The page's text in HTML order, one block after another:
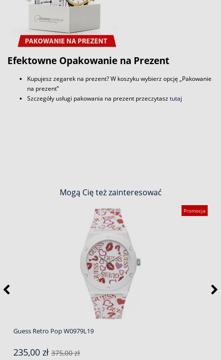
Efektowne Opakowanie na Prezent
Kupujesz zegarek na prezent? W koszyku wybierz opcję „Pakowanie
na prezent”
Szczegóły usługi pakowania na prezent przeczytasztutaj
Mogą Cię też zainteresować
Promocja
Guess Retro Pop W0979L19
235,00 zł 375,00 zł